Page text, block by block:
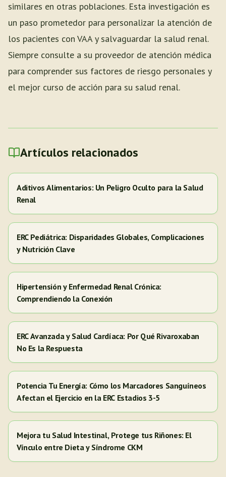
similares en otras poblaciones. Esta investigación es
un paso prometedor para personalizar la atención de
los pacientes con VAA y salvaguardar la salud renal.
Siempre consulte a su proveedor de atención médica
para comprender sus factores de riesgo personales y
el mejor curso de acción para su salud renal.
Artículos relacionados
Aditivos Alimentarios: Un Peligro Oculto para la Salud
Renal
ERC Pediátrica: Disparidades Globales, Complicaciones
y Nutrición Clave
Hipertensión y Enfermedad Renal Crónica:
Comprendiendo la Conexión
ERC Avanzada y Salud Cardíaca: Por Qué Rivaroxaban
No Es la Respuesta
Potencia Tu Energía: Cómo los Marcadores Sanguíneos
Afectan el Ejercicio en la ERC Estadios 3-5
Mejora tu Salud Intestinal, Protege tus Riñones: El
Vínculo entre Dieta y Síndrome CKM